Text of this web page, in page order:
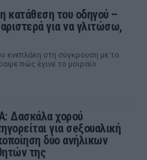
κατάθεση του οδηγού –
για να γλιτώσω,
ενεπλάκη στη σύγκρουση με το
πώς έγινε το μοιραίο
Δασκάλα χορού
για σeξουαλική
δύο ανήλικων
της